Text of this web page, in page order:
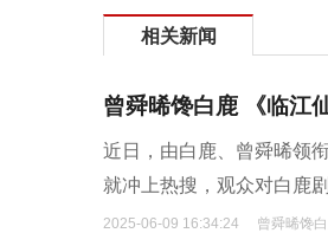
相关新闻
曾舜晞馋白鹿 《临江
近日，由白鹿、曾舜晞领
就冲上热搜，观众对白鹿
2025-06-09 16:34:24 曾舜晞馋